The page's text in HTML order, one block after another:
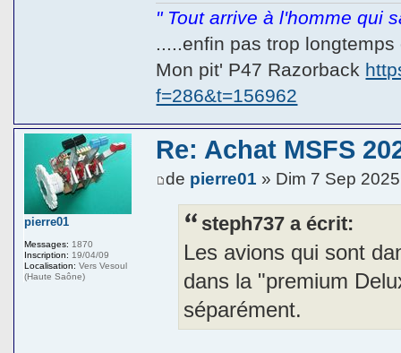
" Tout arrive à l'homme qui
.....enfin pas trop
Mon pit' P47 Razorback
f=286&t=156962
Re: Achat MSFS
de pierre01 » Dim 7 Sep
steph737 a écrit:
Les avions qui sont
dans la "premium
séparément.
pierre01
Messages: 1870
Inscription: 19/04/09
Localisation: Vers Vesoul
(Haute Saône)